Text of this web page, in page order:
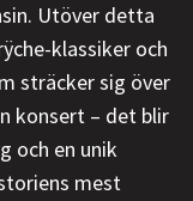
Utöver detta
klassiker och
sträcker sig över
konsert – det blir
och en unik
mest